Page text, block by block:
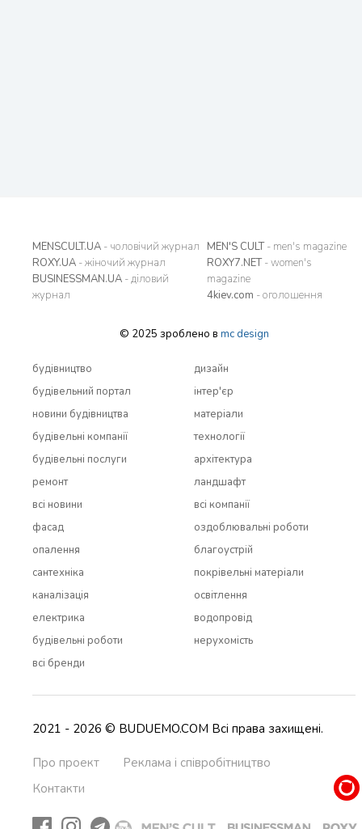
MENSCULT.UA - чоловічий журнал
ROXY.UA - жіночий журнал
BUSINESSMAN.UA - діловий
журнал
MEN'S CULT- men's magazine
ROXY7.NET- women's
magazine
4kiev.com - оголошення
© 2025 зроблено в mc design
будівництво
будівельний портал
новини будівництва
будівельні компанії
будівельні послуги
ремонт
всi новини
дизайн
інтер'єр
матеріали
технології
архітектура
ландшафт
всi компанії
фасад
опалення
сантехніка
каналізація
електрика
будівельні роботи
всi бренди
оздоблювальні роботи
благоустрій
покрівельні матеріали
освітлення
водопровід
нерухомість
2021 - 2026 © BUDUEMO.COM Всі права захищені.
Про проект
Реклама і співробітництво
Контакти